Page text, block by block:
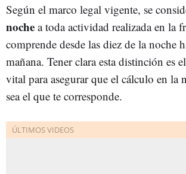
Según el marco legal vigente, se
noche a toda actividad realizada en la
comprende desde las diez de la noche
mañana. Tener clara esta distinción es
vital para asegurar que el cálculo en la
sea el que te corresponde.